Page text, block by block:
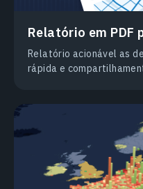
Relatório em PDF
Relatório acionável as
rápida e